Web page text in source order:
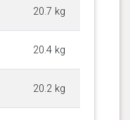
20.7 kg
20.4 kg
20.2 kg